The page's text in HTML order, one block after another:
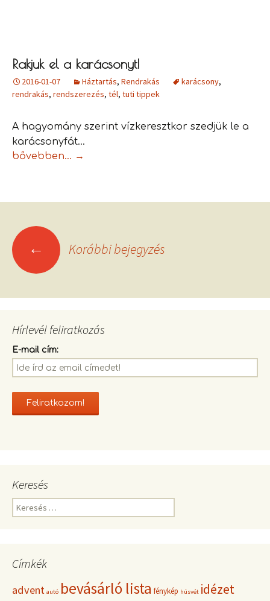
Rakjuk el a karácsonyt!
2016-01-07 Háztartás, Rendrakás karácsony,
rendrakás, rendszerezés, tél, tuti tippek
A hagyomány szerint vízkeresztkor szedjük le a
karácsonyfát…
Rakjuk el a karácsonyt!
bővebben… →
Bejegyzések
navigációja
← Korábbi bejegyzés
Hírlevél feliratkozás
E-mail cím:
Keresés
K
e
é
:
Címkék
advent autó bevásárló lista fénykép húsvét idézet